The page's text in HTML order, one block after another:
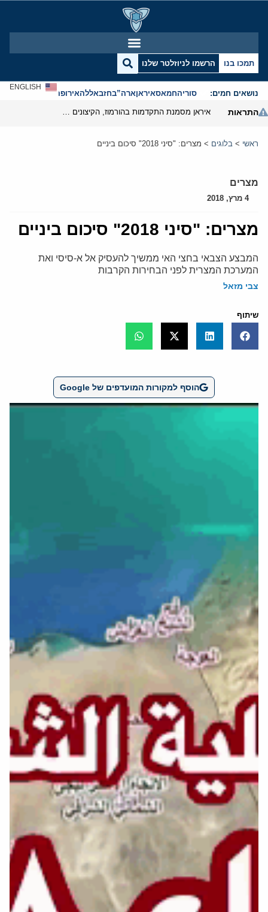
תמכו בנו הרשמו לניוזלטר שלנו
נושאים חמים: סוריהחמאסאיראןארה”בחזבאללהאירופהאנטישמיות
ENGLISH
התראות
ראשי > בלוגים > מצרים: "סיני 2018" סיכום ביניים
מצרים
4 מרץ, 2018
מצרים: "סיני 2018" סיכום ביניים
המבצע הצבאי בחצי האי ממשיך להעסיק אל א-סיסי ואת
המערכת המצרית לפני הבחירות הקרבות
צבי מזאל
שיתוף
הוסף למקורות המועדפים של Google